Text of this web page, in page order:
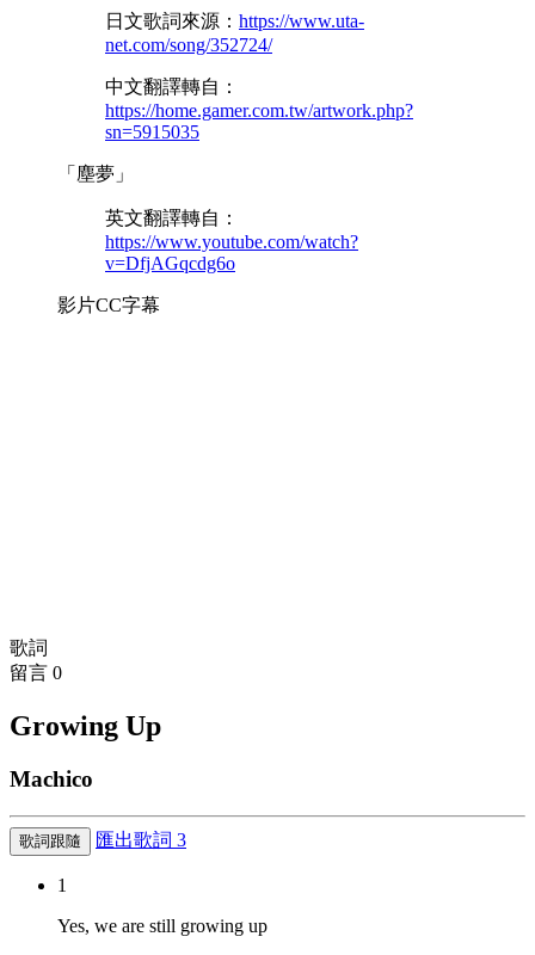
日文歌詞來源： https://www.uta-
net.com/song/352724/
中文翻譯轉自：
https://home.gamer.com.tw/artwork.php?
sn=5915035
「塵夢」
英文翻譯轉自：
https://www.youtube.com/watch?
v=DfjAGqcdg6o
影片CC字幕
歌詞
留言 0
Growing Up
Machico
歌詞跟隨 匯出歌詞 3
1
Yes, we are still growing up